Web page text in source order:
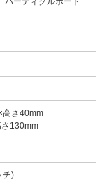
高さ40mm
130mm
チ)